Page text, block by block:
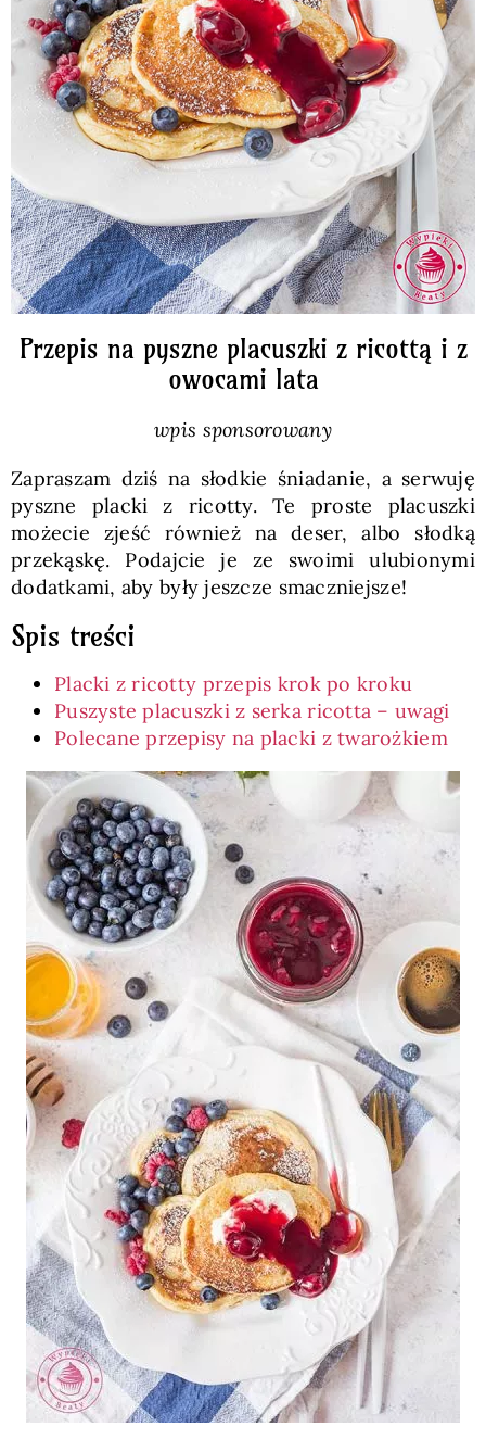
Kuchnie świata
SKLEP
Polski
Przepis na pyszne placuszki z ricottą i z
owocami lata
wpis sponsorowany
Zapraszam dziś na słodkie śniadanie, a serwuję
pyszne placki z ricotty. Te proste placuszki
możecie zjeść również na deser, albo słodką
przekąskę. Podajcie je ze swoimi ulubionymi
dodatkami, aby były jeszcze smaczniejsze!
Spis treści
Placki z ricotty przepis krok po kroku
Puszyste placuszki z serka ricotta – uwagi
Polecane przepisy na placki z twarożkiem